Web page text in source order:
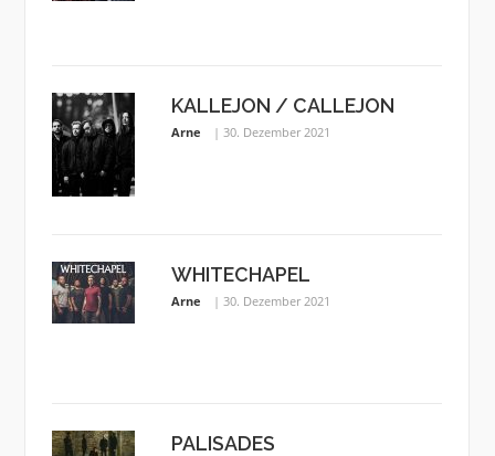
KALLEJON / CALLEJON
Arne 30. Dezember 2021
WHITECHAPEL
Arne 30. Dezember 2021
PALISADES